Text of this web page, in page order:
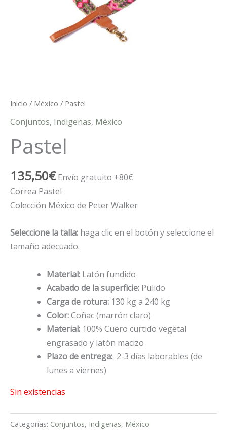
Inicio / México / Pastel
Conjuntos, Indigenas, México
Pastel
135,50€ Envío gratuito +80€
Correa Pastel
Colección México de Peter Walker
Seleccione la talla: haga clic en el botón y seleccione el
tamaño adecuado.
Material: Latón fundido
Acabado de la superficie: Pulido
Carga de rotura: 130 kg a 240 kg
Color:Coñac (marrón claro)
Material: 100% Cuero curtido vegetal
engrasado y latón macizo
Plazo de entrega: 2-3 días laborables (de
lunes a viernes)
Sin existencias
Categorías: Conjuntos, Indigenas, México